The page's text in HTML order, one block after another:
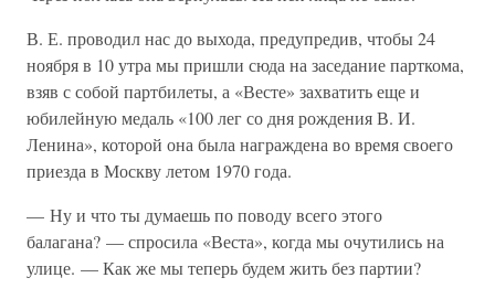
В. Е. проводил нас до выхода, предупредив, чтобы 24
ноября в 10 утра мы пришли сюда на заседание парткома,
взяв с собой партбилеты, а «Весте» захватить еще и
юбилейную медаль «100 лег со дня рождения В. И.
Ленина», которой она была награждена во время своего
приезда в Москву летом 1970 года.
— Ну и что ты думаешь по поводу всего этого
балагана? — спросила «Веста», когда мы очутились на
улице. — Как же мы теперь будем жить без партии?